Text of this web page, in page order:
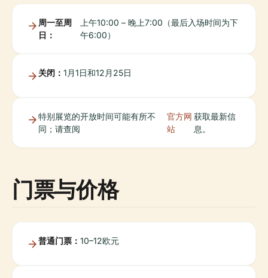
周一至周
日：
上午10:00 – 晚上7:00（最后入场时间为下
午6:00）
关闭： 1月1日和12月25日
特别展览的开放时间可能有所不
同；请查阅
官方网
站
获取最新信
息。
门票与价格
普通门票： 10–12欧元